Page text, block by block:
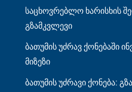
საცხოვრებლო ხარისხის
გზამკვლევი
ბათუმის უძრავ ქონებაში
მიზეზი
ბათუმის უძრავი ქონება: